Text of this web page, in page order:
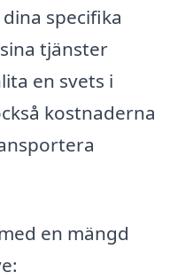
specifika
tjänster
en svets i
kostnaderna
en mängd